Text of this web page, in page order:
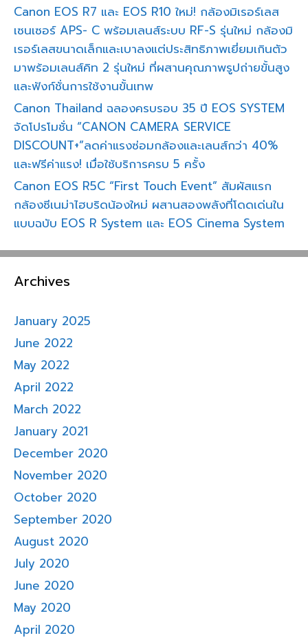
Canon EOS R7 และ EOS R10 ใหม่! กล้องมิเรอร์เลส
เซนเซอร์ APS- C พร้อมเลนส์ระบบ RF-S รุ่นใหม่ กล้องมิ
เรอร์เลสขนาดเล็กและเบาลงแต่ประสิทธิภาพเยี่ยมเกินตัว
มาพร้อมเลนส์คิท 2 รุ่นใหม่ ที่ผสานคุณภาพรูปถ่ายขั้นสูง
และฟังก์ชั่นการใช้งานขั้นเทพ
Canon Thailand ฉลองครบรอบ 35 ปี EOS SYSTEM
จัดโปรโมชั่น “CANON CAMERA SERVICE
DISCOUNT+”ลดค่าแรงซ่อมกล้องและเลนส์กว่า 40%
และฟรีค่าแรง! เมื่อใช้บริการครบ 5 ครั้ง
Canon EOS R5C “First Touch Event” สัมผัสแรก
กล้องซีเนม่าไฮบริดน้องใหม่ ผสานสองพลังที่โดดเด่นใน
แบบฉบับ EOS R System และ EOS Cinema System
Archives
January 2025
June 2022
May 2022
April 2022
March 2022
January 2021
December 2020
November 2020
October 2020
September 2020
August 2020
July 2020
June 2020
May 2020
April 2020